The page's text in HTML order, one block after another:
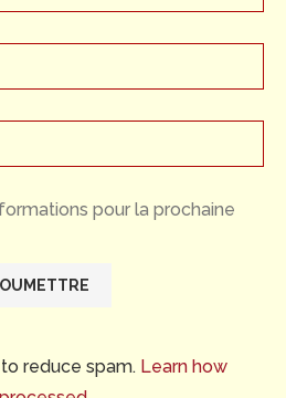
pour la prochaine
reduce spam. Learn how